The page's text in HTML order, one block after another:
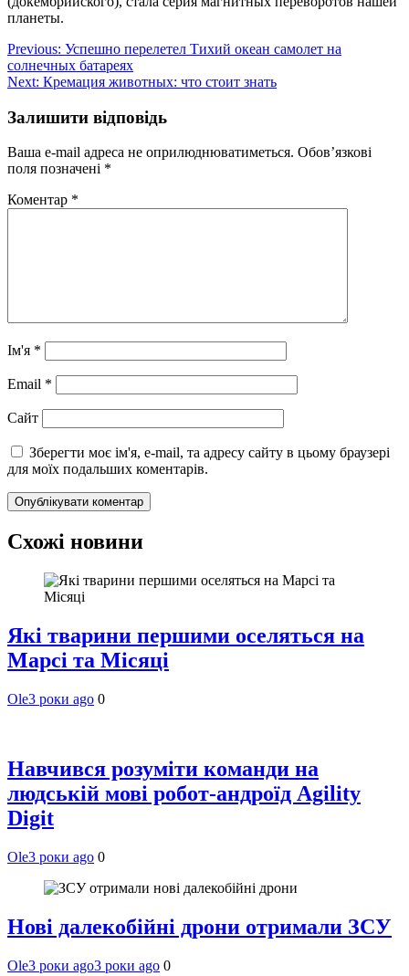
планеты.
Навігація
записів
Previous: Успешно перелетел Тихий океан самолет на
солнечных батареях
Next: Кремация животных: что стоит знать
Залишити відповідь
Ваша e-mail адреса не оприлюднюватиметься. Обов’язкові
поля позначені *
Коментар *
Ім'я *
Email *
Сайт
Зберегти моє ім'я, e-mail, та адресу сайту в цьому браузері
для моїх подальших коментарів.
Схожі новини
Які тварини першими оселяться на
Марсі та Місяці
Ole3 роки ago 0
Навчився розуміти команди на
людській мові робот-андроїд Agility
Digit
Ole3 роки ago 0
Нові далекобійні дрони отримали ЗСУ
Ole3 роки ago3 роки ago 0